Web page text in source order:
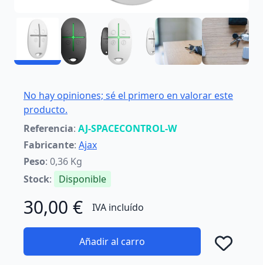
No hay opiniones; sé el primero en valorar este
producto.
Referencia: AJ-SPACECONTROL-W
Fabricante: Ajax
Peso: 0,36 Kg
Stock: Disponible
30,00 € IVA incluído
Añadir al carro